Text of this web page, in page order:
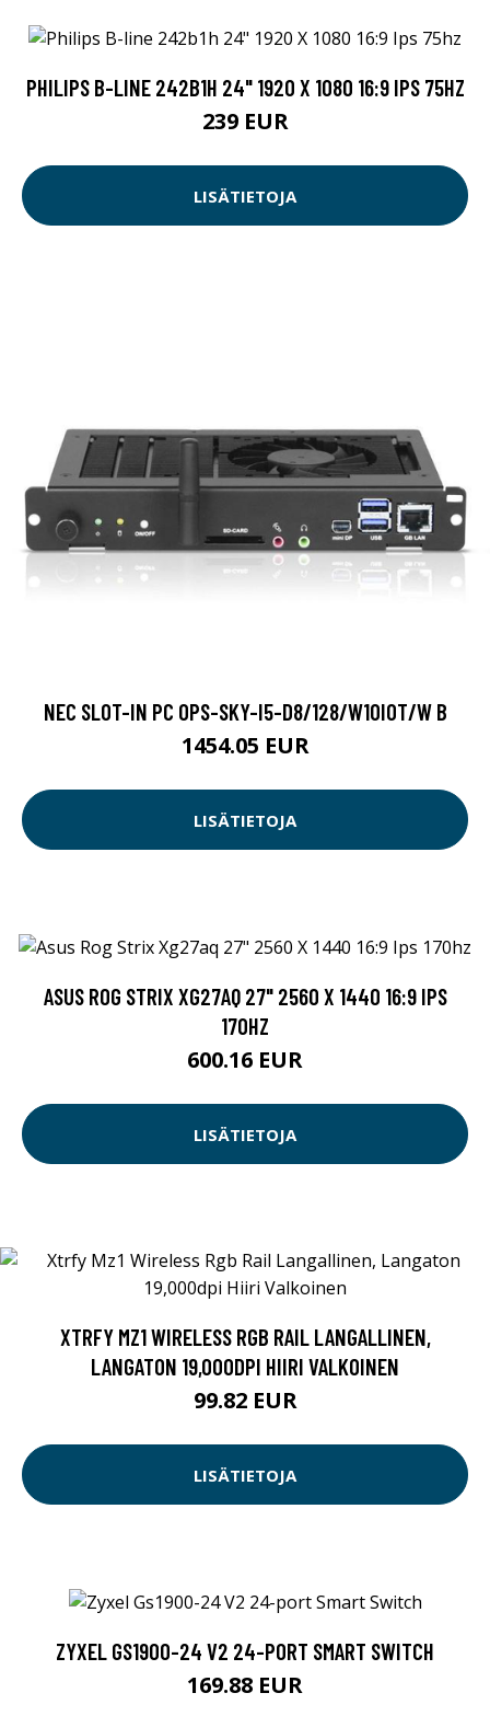
PHILIPS B-LINE 242B1H 24" 1920 X 1080 16:9 IPS 75HZ
239 EUR
LISÄTIETOJA
NEC SLOT-IN PC OPS-SKY-I5-D8/128/W10IOT/W B
1454.05 EUR
LISÄTIETOJA
ASUS ROG STRIX XG27AQ 27" 2560 X 1440 16:9 IPS
170HZ
600.16 EUR
LISÄTIETOJA
XTRFY MZ1 WIRELESS RGB RAIL LANGALLINEN,
LANGATON 19,000DPI HIIRI VALKOINEN
99.82 EUR
LISÄTIETOJA
ZYXEL GS1900-24 V2 24-PORT SMART SWITCH
169.88 EUR